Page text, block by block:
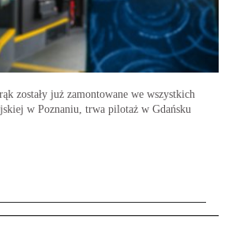
zostały już zamontowane we wszystkich
w Poznaniu, trwa pilotaż w Gdańsku